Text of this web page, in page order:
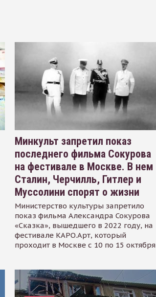
Минкульт запретил показ
последнего фильма Сокурова
на фестивале в Москве. В нем
Сталин, Черчилль, Гитлер и
Муссолини спорят о жизни
Министерство культуры запретило
показ фильма Александра Сокурова
«Сказка», вышедшего в 2022 году, на
фестивале КАРО.Арт, который
проходит в Москве с 10 по 15 октября